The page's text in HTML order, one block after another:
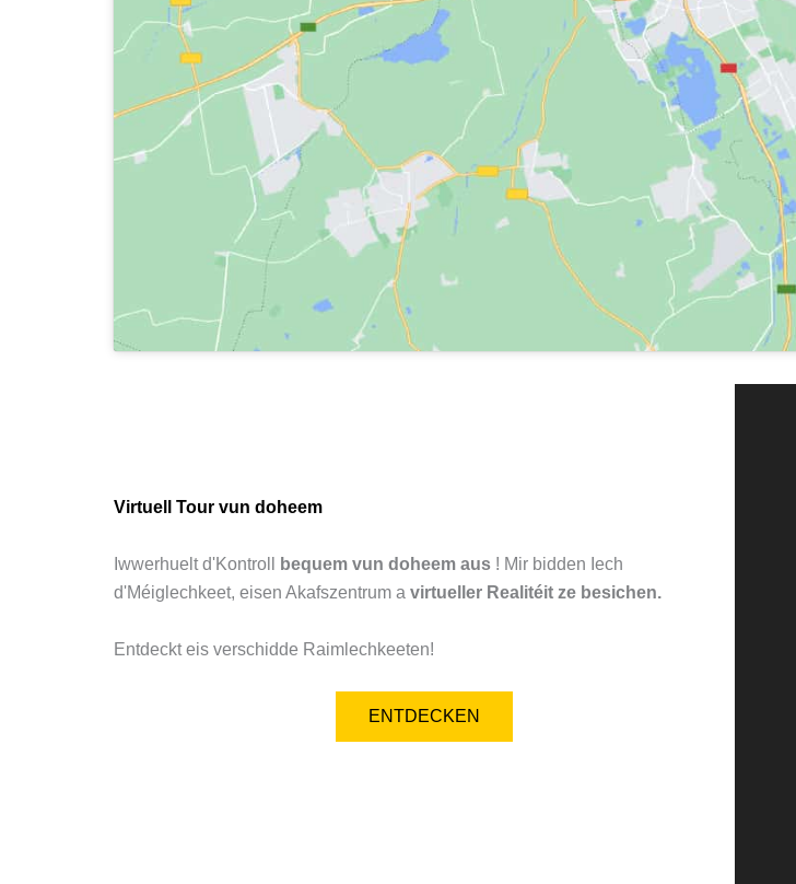
Virtuell Tour vun doheem
Iwwerhuelt d'Kontroll bequem vun doheem aus ! Mir bidden Iech
d'Méiglechkeet, eisen Akafszentrum a virtueller Realitéit ze besichen.
Entdeckt eis verschidde Raimlechkeeten!
ENTDECKEN